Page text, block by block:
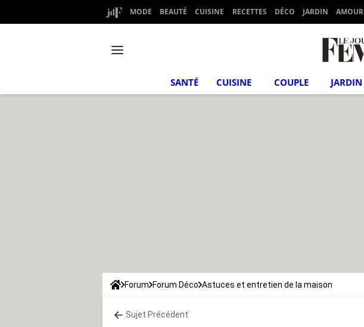
MODE BEAUTÉ CUISINE RECETTES DÉCO JARDIN AMOUR
SANTÉ CUISINE COUPLE JARDIN
Forum Forum Déco Astuces et entretien de la maison
Sujet Précédent